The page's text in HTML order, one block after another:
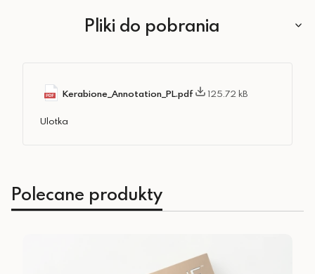
Pliki do pobrania
Kerabione_Annotation_PL.pdf 125.72 kB
Ulotka
Polecane produkty